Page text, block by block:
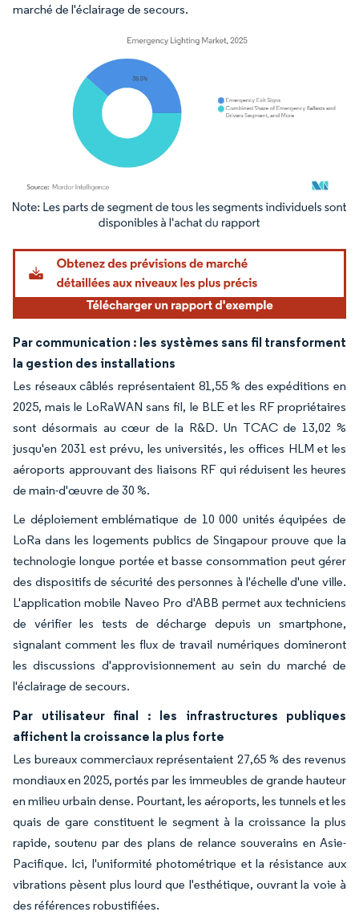
marché de l'éclairage de secours.
Image © Mordor Intelligence. La réutilisation nécessite une attribution sous CC BY
Par communication : les systèmes sans fil transforment
la gestion des installations
Les réseaux câblés représentaient 81,55 % des expéditions en
2025, mais le LoRaWAN sans fil, le BLE et les RF propriétaires
sont désormais au cœur de la R&D. Un TCAC de 13,02 %
jusqu'en 2031 est prévu, les universités, les offices HLM et les
aéroports approuvant des liaisons RF qui réduisent les heures
de main-d'œuvre de 30 %.
Le déploiement emblématique de 10 000 unités équipées de
LoRa dans les logements publics de Singapour prouve que la
technologie longue portée et basse consommation peut gérer
des dispositifs de sécurité des personnes à l'échelle d'une ville.
L'application mobile Naveo Pro d'ABB permet aux techniciens
de vérifier les tests de décharge depuis un smartphone,
signalant comment les flux de travail numériques domineront
les discussions d'approvisionnement au sein du marché de
l'éclairage de secours.
Par utilisateur final : les infrastructures publiques
affichent la croissance la plus forte
Les bureaux commerciaux représentaient 27,65 % des revenus
mondiaux en 2025, portés par les immeubles de grande hauteur
en milieu urbain dense. Pourtant, les aéroports, les tunnels et les
quais de gare constituent le segment à la croissance la plus
rapide, soutenu par des plans de relance souverains en Asie-
Pacifique. Ici, l'uniformité photométrique et la résistance aux
vibrations pèsent plus lourd que l'esthétique, ouvrant la voie à
des références robustifiées.